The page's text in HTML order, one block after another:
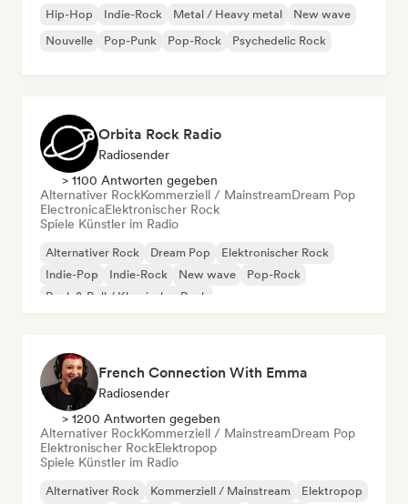
Hip-Hop Indie-Rock Metal / Heavy metal
New wave
Nouvelle
Pop-Punk Pop-Rock Psychedelic Rock
Orbita Rock Radio
Radiosender
> 1100 Antworten gegeben
Alternativer RockKommerziell / MainstreamDream Pop
ElectronicaElektronischer Rock
Spiele Künstler im Radio
Alternativer Rock Dream Pop
Elektronischer Rock
Indie-Pop
Indie-Rock New wave
Pop-Rock
Rock & Roll / Klassischer Rock
French Connection With Emma
Radiosender
> 1200 Antworten gegeben
Alternativer RockKommerziell / MainstreamDream Pop
Elektronischer RockElektropop
Spiele Künstler im Radio
Alternativer Rock Kommerziell / Mainstream
Elektropop